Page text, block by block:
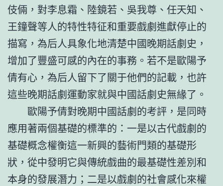
伎倆，對李息霜、陸鏡若、吳我尊、任天知、
王鐘聲等人的特性特征和重要戲劇進獻停止的
描寫，為后人具象化地清楚中國晚期話劇史，
增加了豐盛可感的內在的事務。若不是歐陽予
倩有心，為后人留下了關于他們的記載，也許
這些晚期話劇運動家就與中國話劇史無緣了。
歐陽予倩對晚期中國話劇的考評，是同時
應用著兩個基礎的標準的：一是以古代戲劇的
基礎概念權衡這一新興的藝術門類的基礎形
狀，從中發明它與傳統戲曲的最基礎性差別和
本身的發展潛力；二是以戲劇的社會感化來權